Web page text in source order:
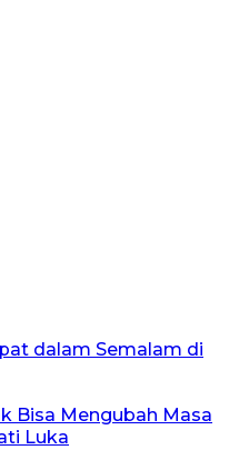
dalam Semalam di
Bisa Mengubah Masa
Luka